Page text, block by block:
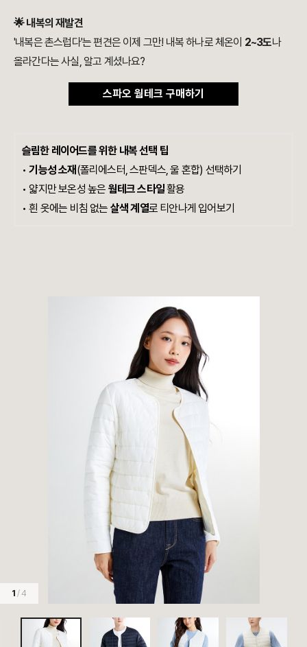
🌟 내복의 재발견
'내복은 촌스럽다'는 편견은 이제 그만! 내복 하나로 체온이 2~3도나
올라간다는 사실, 알고 계셨나요?
스파오 웜테크 구매하기
슬림한 레이어드를 위한 내복 선택 팁
•기능성 소재 (폴리에스터, 스판덱스, 울 혼합) 선택하기
•얇지만 보온성 높은 웜테크 스타일활용
•흰 옷에는 비침 없는 살색 계열로 티안나게 입어보기
1 / 4